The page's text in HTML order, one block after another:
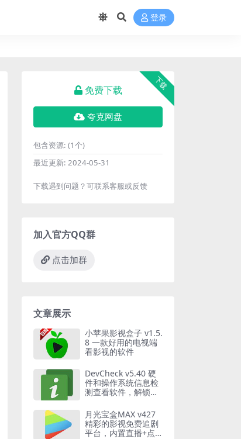
登录
下载
免费下载
夸克网盘
包含资源: (1个)
最近更新: 2024-05-31
下载遇到问题？可联系客服或反馈
加入官方QQ群
点击加群
文章展示
小苹果影视盒子 v1.5.
8 一款好用的电视端
看影视的软件
DevCheck v5.40 硬
件和操作系统信息检
测查看软件，解锁专
月光宝盒MAX v427
精彩的影视免费追剧
平台，内置直播+点